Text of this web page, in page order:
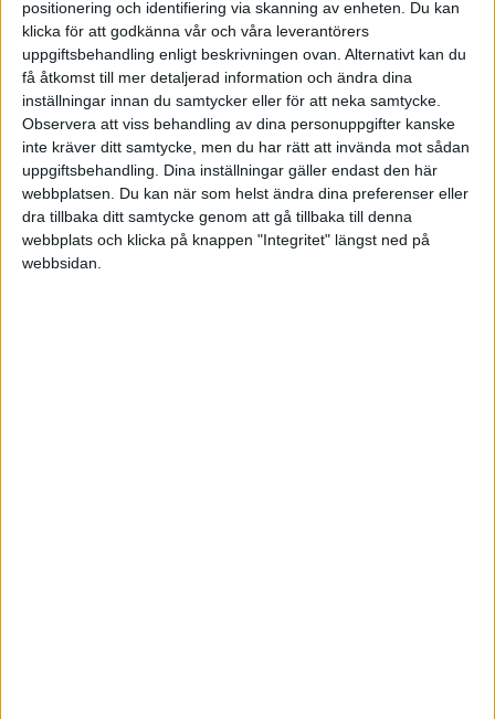
positionering och identifiering via skanning av enheten. Du kan
klicka för att godkänna vår och våra leverantörers
uppgiftsbehandling enligt beskrivningen ovan. Alternativt kan du
få åtkomst till mer detaljerad information och ändra dina
inställningar innan du samtycker eller för att neka samtycke.
Observera att viss behandling av dina personuppgifter kanske
inte kräver ditt samtycke, men du har rätt att invända mot sådan
uppgiftsbehandling. Dina inställningar gäller endast den här
webbplatsen. Du kan när som helst ändra dina preferenser eller
dra tillbaka ditt samtycke genom att gå tillbaka till denna
webbplats och klicka på knappen "Integritet" längst ned på
webbsidan.
vi funderar på att köpa in en husbil till företaget
för att hyra ut den? Vi har andra
uthyrningsfirmorna men inga fordon i firman.
Hur fungerar det med förmånsvärde,
förmånsskatt. Behöver man tänka på det om
man använder den för uthyrning?
Med vänlig hälsning,
Linda